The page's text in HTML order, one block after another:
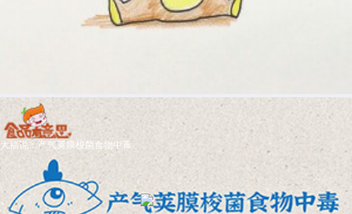
大福说：产气荚膜梭菌食物中毒